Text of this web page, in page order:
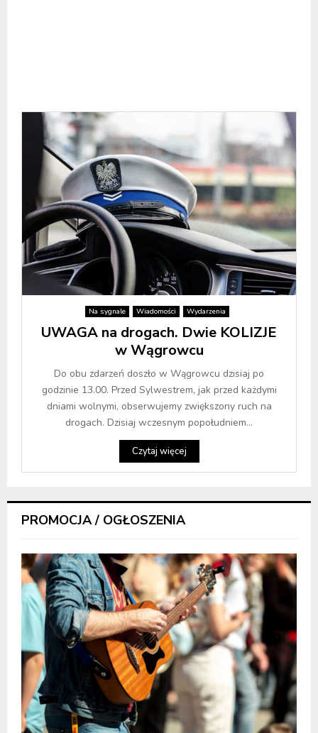
Na sygnale Wiadomości Wydarzenia
UWAGA na drogach. Dwie KOLIZJE
w Wągrowcu
Do obu zdarzeń doszło w Wągrowcu dzisiaj po
godzinie 13.00. Przed Sylwestrem, jak przed każdymi
dniami wolnymi, obserwujemy zwiększony ruch na
drogach. Dzisiaj wczesnym popołudniem...
Czytaj więcej
PROMOCJA / OGŁOSZENIA